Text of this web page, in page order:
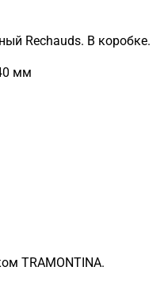
Rechauds. В коробке.
мм
TRAMONTINA.